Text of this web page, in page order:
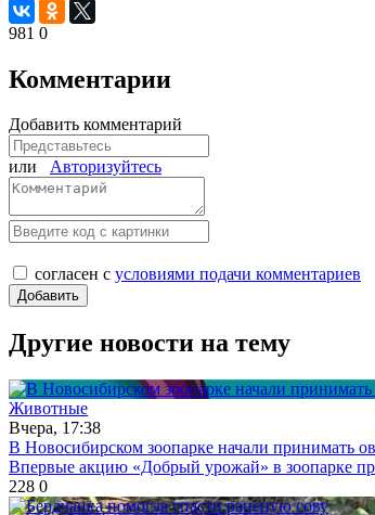
981 0
Комментарии
Добавить комментарий
или Авторизуйтесь
согласен с условиями подачи комментариев
Другие новости на тему
Животные
Вчера, 17:38
В Новосибирском зоопарке начали принимать
Впервые акцию «Добрый урожай» в зоопарке
228 0